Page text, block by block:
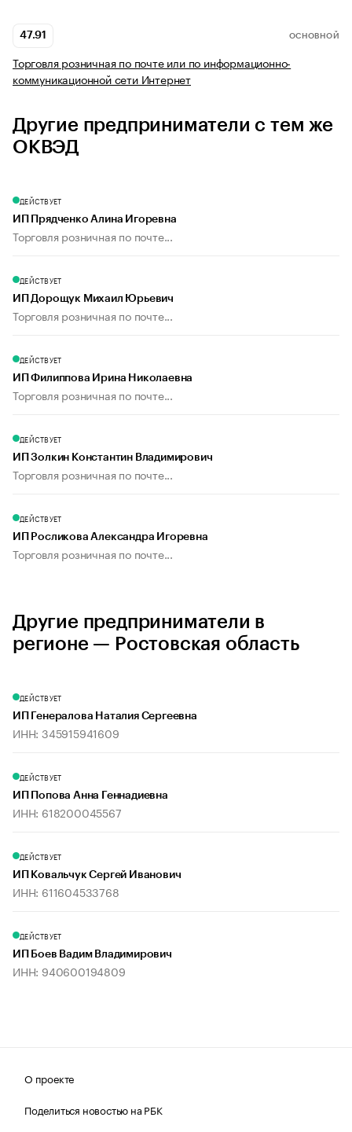
47.91 ОСНОВНОЙ
Торговля розничная по почте или по информационно-
коммуникационной сети Интернет
Другие предприниматели с тем же
ОКВЭД
ДЕЙСТВУЕТ
ИП Прядченко Алина Игоревна
Торговля розничная по почте...
ДЕЙСТВУЕТ
ИП Дорощук Михаил Юрьевич
Торговля розничная по почте...
ДЕЙСТВУЕТ
ИП Филиппова Ирина Николаевна
Торговля розничная по почте...
ДЕЙСТВУЕТ
ИП Золкин Константин Владимирович
Торговля розничная по почте...
ДЕЙСТВУЕТ
ИП Росликова Александра Игоревна
Торговля розничная по почте...
Другие предприниматели в
регионе — Ростовская область
ДЕЙСТВУЕТ
ИП Генералова Наталия Сергеевна
ИНН: 345915941609
ДЕЙСТВУЕТ
ИП Попова Анна Геннадиевна
ИНН: 618200045567
ДЕЙСТВУЕТ
ИП Ковальчук Сергей Иванович
ИНН: 611604533768
ДЕЙСТВУЕТ
ИП Боев Вадим Владимирович
ИНН: 940600194809
О проекте
Поделиться новостью на РБК